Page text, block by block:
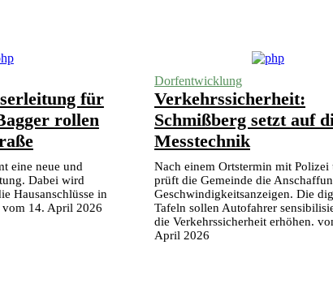
für
rollen
eine neue und
Dabei wird
Hausanschlüsse in
vom 14. April 2026
Dorfentwicklung
Verkehrssicherheit:
Schmißberg setzt auf
Messtechnik
Nach einem Ortstermin mit Polizei
prüft die Gemeinde die
Geschwindigkeitsanzeigen. Die
Tafeln sollen Autofahrer
die Verkehrssicherheit erhöhen.
April 2026